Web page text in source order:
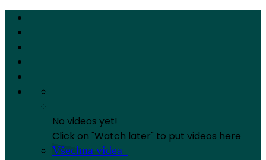
No videos yet!
Click on "Watch later" to put videos here
Všechna videa